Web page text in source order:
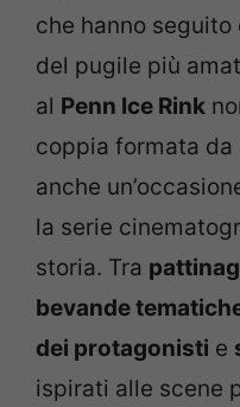
che hanno
del pugile più
al Penn Ice Rink
coppia formata da
anche
la serie
storia. Tra
bevande
dei protagonisti e
ispirati alle scene